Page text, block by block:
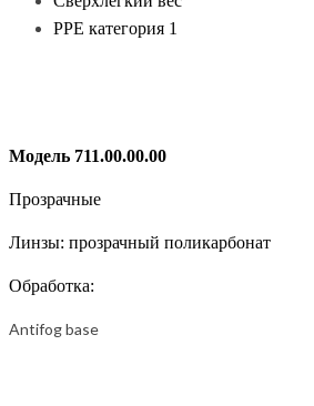
PPE категория 1
Модель 711.00.00.00
Прозрачные
Линзы: прозрачный поликарбонат
Обработка:
Antifog base